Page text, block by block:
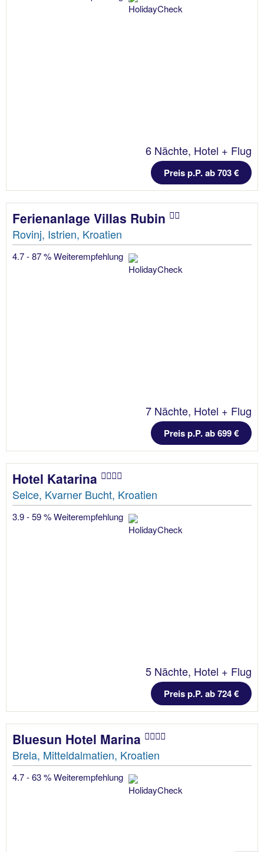
6 Nächte, Hotel + Flug
Preis p.P. ab 703 €
Ferienanlage Villas Rubin
Rovinj, Istrien, Kroatien
4.7 - 87 % Weiterempfehlung
7 Nächte, Hotel + Flug
Preis p.P. ab 699 €
Hotel Katarina
Selce, Kvarner Bucht, Kroatien
3.9 - 59 % Weiterempfehlung
5 Nächte, Hotel + Flug
Preis p.P. ab 724 €
Bluesun Hotel Marina
Brela, Mitteldalmatien, Kroatien
4.7 - 63 % Weiterempfehlung